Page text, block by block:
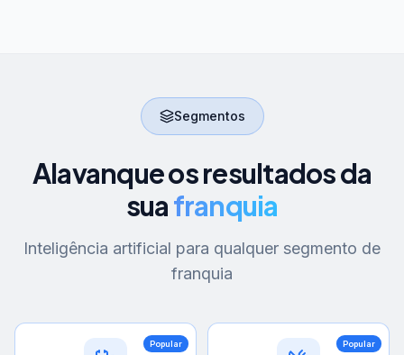
Segmentos
Alavanque os resultados da
suafranquia
Inteligência artificial para qualquer segmento de
franquia
Popular Popular